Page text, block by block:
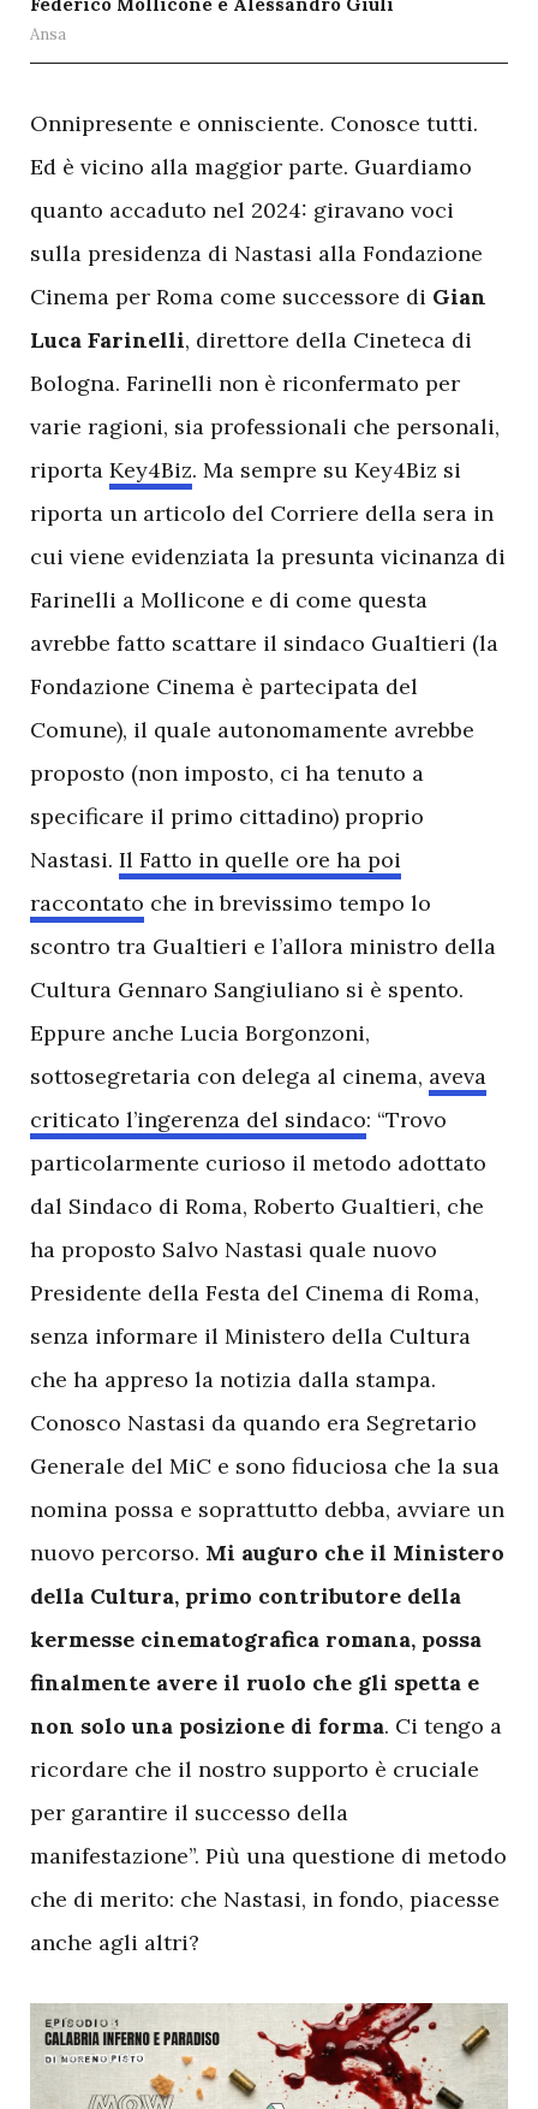
Federico Mollicone e Alessandro Giuli
Ansa
Onnipresente e onnisciente. Conosce tutti.
Ed è vicino alla maggior parte. Guardiamo
quanto accaduto nel 2024: giravano voci
sulla presidenza di Nastasi alla Fondazione
Cinema per Roma come successore di Gian
Luca Farinelli, direttore della Cineteca di
Bologna. Farinelli non è riconfermato per
varie ragioni, sia professionali che personali,
riporta Key4Biz. Ma sempre su Key4Biz si
riporta un articolo del Corriere della sera in
cui viene evidenziata la presunta vicinanza di
Farinelli a Mollicone e di come questa
avrebbe fatto scattare il sindaco Gualtieri (la
Fondazione Cinema è partecipata del
Comune), il quale autonomamente avrebbe
proposto (non imposto, ci ha tenuto a
specificare il primo cittadino) proprio
Nastasi. Il Fatto in quelle ore ha poi
raccontato che in brevissimo tempo lo
scontro tra Gualtieri e l’allora ministro della
Cultura Gennaro Sangiuliano si è spento.
Eppure anche Lucia Borgonzoni,
sottosegretaria con delega al cinema, aveva
criticato l’ingerenza del sindaco: “Trovo
particolarmente curioso il metodo adottato
dal Sindaco di Roma, Roberto Gualtieri, che
ha proposto Salvo Nastasi quale nuovo
Presidente della Festa del Cinema di Roma,
senza informare il Ministero della Cultura
che ha appreso la notizia dalla stampa.
Conosco Nastasi da quando era Segretario
Generale del MiC e sono fiduciosa che la sua
nomina possa e soprattutto debba, avviare un
nuovo percorso. Mi auguro che il Ministero
della Cultura, primo contributore della
kermesse cinematografica romana, possa
finalmente avere il ruolo che gli spetta e
non solo una posizione di forma. Ci tengo a
ricordare che il nostro supporto è cruciale
per garantire il successo della
manifestazione”. Più una questione di metodo
che di merito: che Nastasi, in fondo, piacesse
anche agli altri?